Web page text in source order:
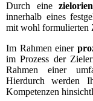
Durch eine
innerhalb eines
mit wohl formulierten
Im Rahmen einer
im Prozess der
Rahmen einer
Hierdurch werden
Kompetenzen